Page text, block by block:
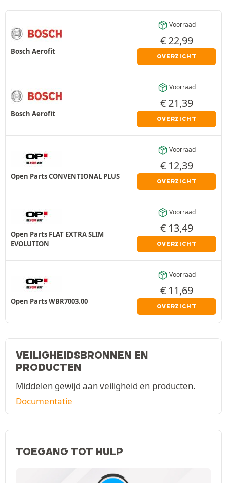
Bosch Aerofit
Voorraad
€ 22,99
OVERZICHT
Bosch Aerofit
Voorraad
€ 21,39
OVERZICHT
Open Parts CONVENTIONAL PLUS
Voorraad
€ 12,39
OVERZICHT
Open Parts FLAT EXTRA SLIM
EVOLUTION
Voorraad
€ 13,49
OVERZICHT
Open Parts WBR7003.00
Voorraad
€ 11,69
OVERZICHT
VEILIGHEIDSBRONNEN EN
PRODUCTEN
Middelen gewijd aan veiligheid en producten.
Documentatie
TOEGANG TOT HULP